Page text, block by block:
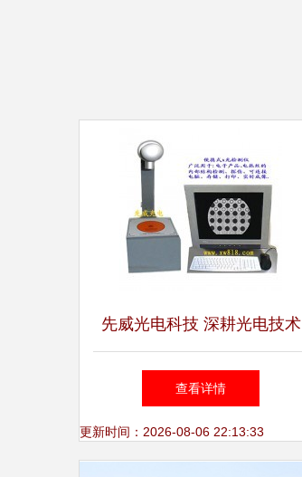
先威光电科技 深耕光电技术
领域，构筑专业的上海技术咨
询服务平台
查看详情
更新时间：2026-08-06 22:13:33